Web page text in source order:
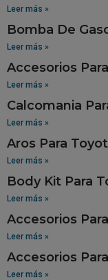
Leer más »
Bomba De
Leer más »
Accesorios
Leer más »
Calcomania
Leer más »
Aros Para
Leer más »
Body Kit Para
Leer más »
Accesorios
Leer más »
Accesorios
Leer más »